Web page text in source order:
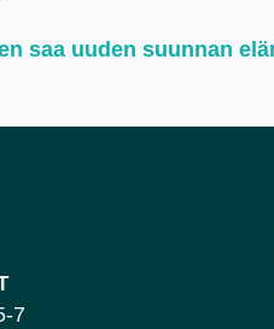
saa uuden suunnan
7